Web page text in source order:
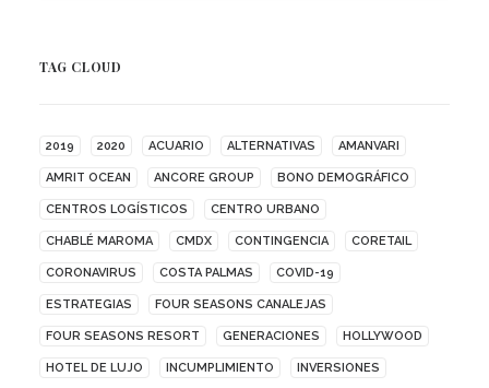
TAG CLOUD
2019 2020 ACUARIO ALTERNATIVAS AMANVARI
AMRIT OCEAN ANCORE GROUP BONO DEMOGRÁFICO
CENTROS LOGÍSTICOS CENTRO URBANO
CHABLÉ MAROMA CMDX CONTINGENCIA CORETAIL
CORONAVIRUS COSTA PALMAS COVID-19
ESTRATEGIAS FOUR SEASONS CANALEJAS
FOUR SEASONS RESORT GENERACIONES HOLLYWOOD
HOTEL DE LUJO INCUMPLIMIENTO INVERSIONES